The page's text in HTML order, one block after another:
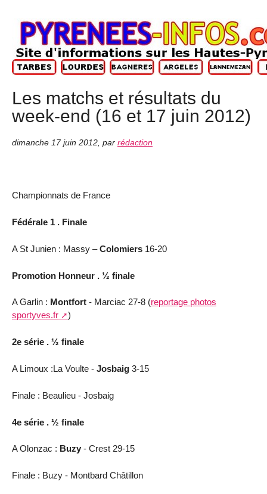
Les matchs et résultats du
week-end (16 et 17 juin 2012)
dimanche 17 juin 2012 par rédaction
Championnats de France
Fédérale 1 . Finale
A St Junien : Massy –Colomiers 16-20
Promotion Honneur . ½ finale
A Garlin : Montfort - Marciac 27-8 (reportage photos
sportyves.fr
)
2e série . ½ finale
A Limoux :La Voulte - Josbaig 3-15
Finale : Beaulieu - Josbaig
4e série . ½ finale
A Olonzac : Buzy - Crest 29-15
Finale : Buzy - Montbard Châtillon